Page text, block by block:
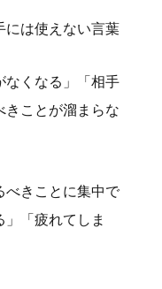
には使えない言葉
なくなる」「相手
きことが溜まらな
べきことに集中で
「疲れてしま